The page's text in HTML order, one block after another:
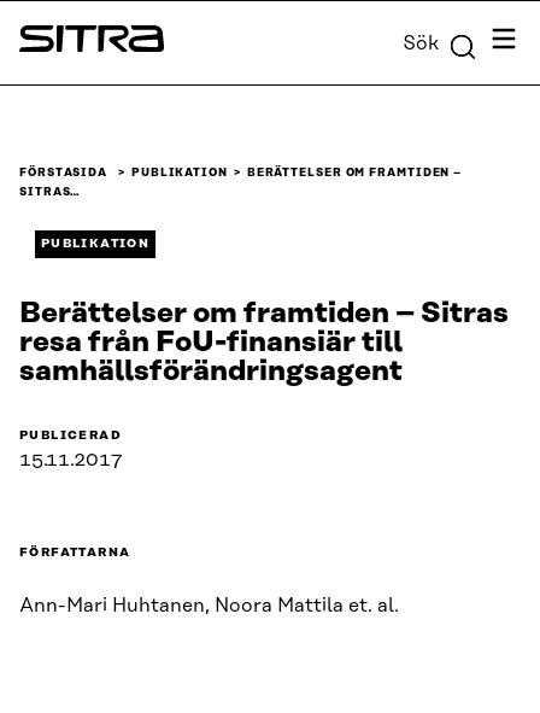
Skip to
content
Sitra Sök Meny
FÖRSTASIDA PUBLIKATION
BERÄTTELSER OM FRAMTIDEN –
SITRAS…
PUBLIKATION
Berättelser om framtiden – Sitras
resa från FoU-finansiär till
samhällsförändringsagent
PUBLICERAD
15.11.2017
FÖRFATTARNA
Ann-Mari Huhtanen, Noora Mattila et. al.